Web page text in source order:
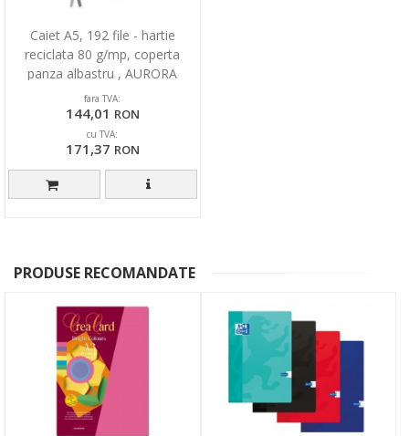
Caiet A5, 192 file - hartie
reciclata 80 g/mp, coperta
panza albastru , AURORA
Ocean - dictando
fara TVA:
144,01 RON
cu TVA:
171,37 RON
PRODUSE RECOMANDATE